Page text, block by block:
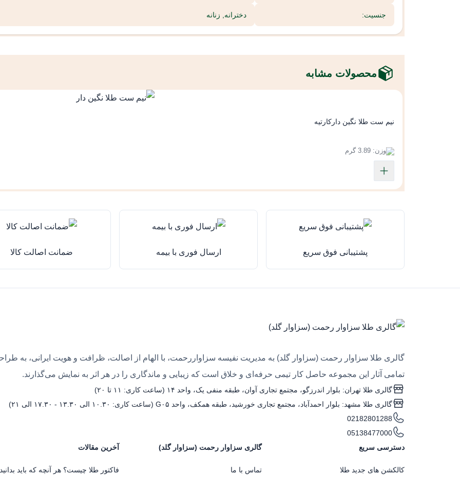
جنسیت: دخترانه, زنانه
محصولات مشابه
نیم ست طلا نگین دارکارتیه
وزن: 3.89 گرم
پشتیبانی فوق سریع ارسال فوری با بیمه ضمانت اصالت کالا
گالری طلا سزاوار رحمت (سزاوار گلد) به مدیریت نفیسه سزاواررحمت، با الهام از اصالت، ظرافت و هویت ایرانی، به
تمامی آثار این مجموعه حاصل کار تیمی حرفه‌ای و خلاق است که زیبایی و ماندگاری را در هر اثر به نمایش می‌گذارند.
گالری طلا تهران: بلوار اندرزگو، مجتمع تجاری آوان، طبقه منفی یک، واحد ۱۴ (ساعت کاری: ۱۱ تا ۲۰)
گالری طلا مشهد: بلوار احمدآباد، مجتمع تجاری خورشید، طبقه همکف، واحد G۰۵ (ساعت کاری: ۱۰.۳۰ الی ۱۳.۳۰ - ۱۷.۳۰ الی ۲۱)
02182801288
05138477000
دسترسی سریع
کالکشن های جدید طلا
گالری سزاوار رحمت (سزاوار گلد)
تماس با ما
آخرین مقالات
فاکتور طلا چیست؟ هر آنچه که باید بدانید.